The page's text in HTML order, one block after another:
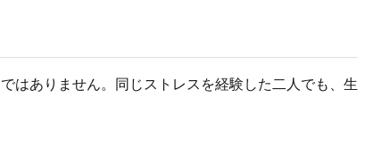
はありません。同じストレスを経験した二人でも、生